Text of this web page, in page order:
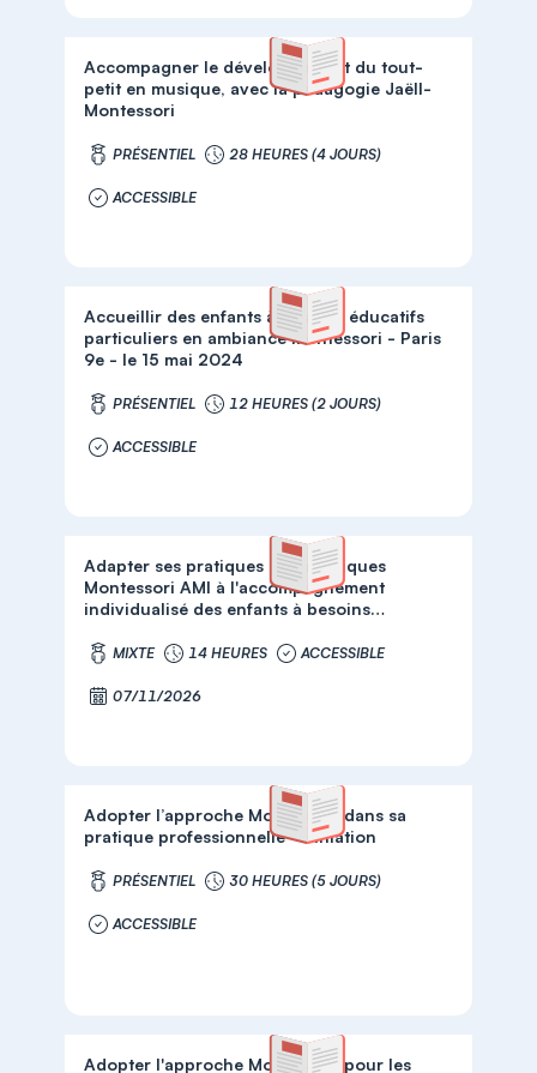
Accompagner le développement du tout-
petit en musique, avec la pédagogie Jaëll-
Montessori
PRÉSENTIEL 28 HEURES (4 JOURS)
ACCESSIBLE
Accueillir des enfants à besoins éducatifs
particuliers en ambiance Montessori - Paris
9e - le 15 mai 2024
PRÉSENTIEL 12 HEURES (2 JOURS)
ACCESSIBLE
Adapter ses pratiques pédagogiques
Montessori AMI à l'accompagnement
individualisé des enfants à besoins
MIXTE 14 HEURES ACCESSIBLE
07/11/2026
Adopter l’approche Montessori dans sa
pratique professionnelle - Initiation
PRÉSENTIEL 30 HEURES (5 JOURS)
ACCESSIBLE
Adopter l'approche Montessori pour les